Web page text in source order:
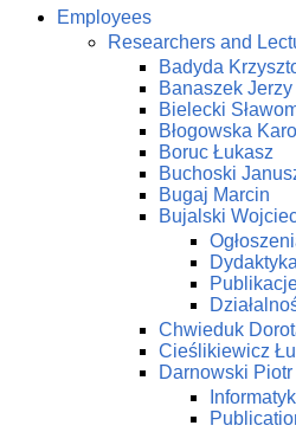
Employees
Researchers and
Badyda
Banaszek Jerzy
Bielecki
Błogowska
Boruc Łukasz
Buchoski
Bugaj Marcin
Bujalski
Dydaktyka
Chwieduk
Cieślikiewicz
Darnowski Piotr